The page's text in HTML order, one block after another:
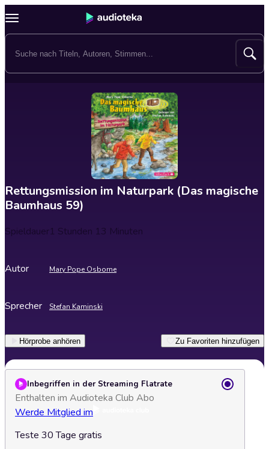
Rettungsmission im Naturpark (Das magische
Baumhaus 59)
Spieldauer1 Stunden 13 Minuten
Autor Mary Pope Osborne
Sprecher Stefan Kaminski
Hörprobe anhören Zu Favoriten hinzufügen
Inbegriffen in der Streaming Flatrate
Enthalten im Audioteka Club Abo
Werde Mitglied im
Teste 30 Tage gratis